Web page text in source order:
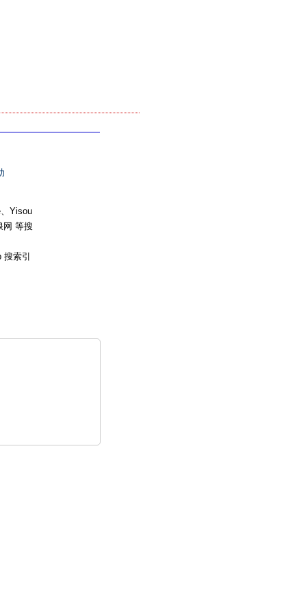
Yisou
网 等搜
索引